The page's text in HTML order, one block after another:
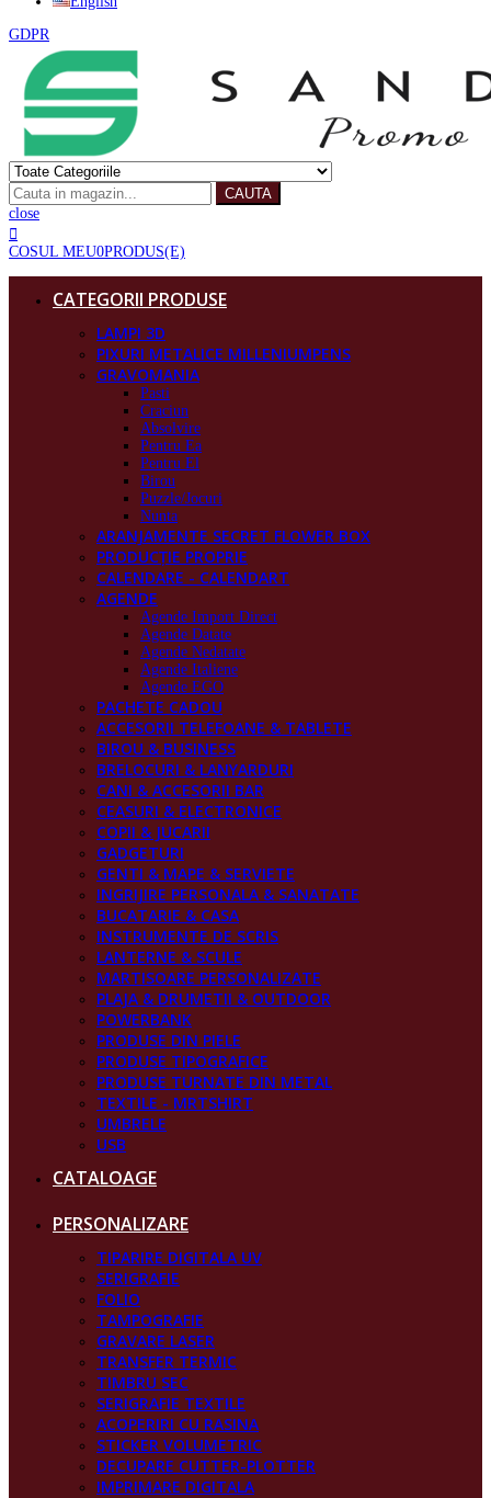
GDPR
CAUTA
close
COSUL MEU0PRODUS(E)
CATEGORII PRODUSE
LAMPI 3D
PIXURI METALICE MILLENIUMPENS
GRAVOMANIA
Pasti
Craciun
Absolvire
Pentru Ea
Pentru El
Birou
Puzzle/Jocuri
Nunta
ARANJAMENTE SECRET FLOWER BOX
PRODUCŢIE PROPRIE
CALENDARE - CALENDART
AGENDE
Agende Import Direct
Agende Datate
Agende Nedatate
Agende Italiene
Agende EGO
PACHETE CADOU
ACCESORII TELEFOANE & TABLETE
BIROU & BUSINESS
BRELOCURI & LANYARDURI
CANI & ACCESORII BAR
CEASURI & ELECTRONICE
COPII & JUCARII
GADGETURI
GENTI & MAPE & SERVIETE
INGRIJIRE PERSONALA & SANATATE
BUCATARIE & CASA
INSTRUMENTE DE SCRIS
LANTERNE & SCULE
MARTISOARE PERSONALIZATE
PLAJA & DRUMETII & OUTDOOR
POWERBANK
PRODUSE DIN PIELE
PRODUSE TIPOGRAFICE
PRODUSE TURNATE DIN METAL
TEXTILE - MRTSHIRT
UMBRELE
USB
CATALOAGE
PERSONALIZARE
TIPARIRE DIGITALA UV
SERIGRAFIE
FOLIO
TAMPOGRAFIE
GRAVARE LASER
TRANSFER TERMIC
TIMBRU SEC
SERIGRAFIE TEXTILE
ACOPERIRI CU RASINA
STICKER VOLUMETRIC
DECUPARE CUTTER-PLOTTER
IMPRIMARE DIGITALA